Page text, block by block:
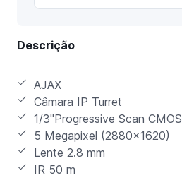
Descrição
AJAX
Câmara IP Turret
1/3"Progressive Scan CMOS
5 Megapixel (2880×1620)
Lente 2.8 mm
IR 50 m